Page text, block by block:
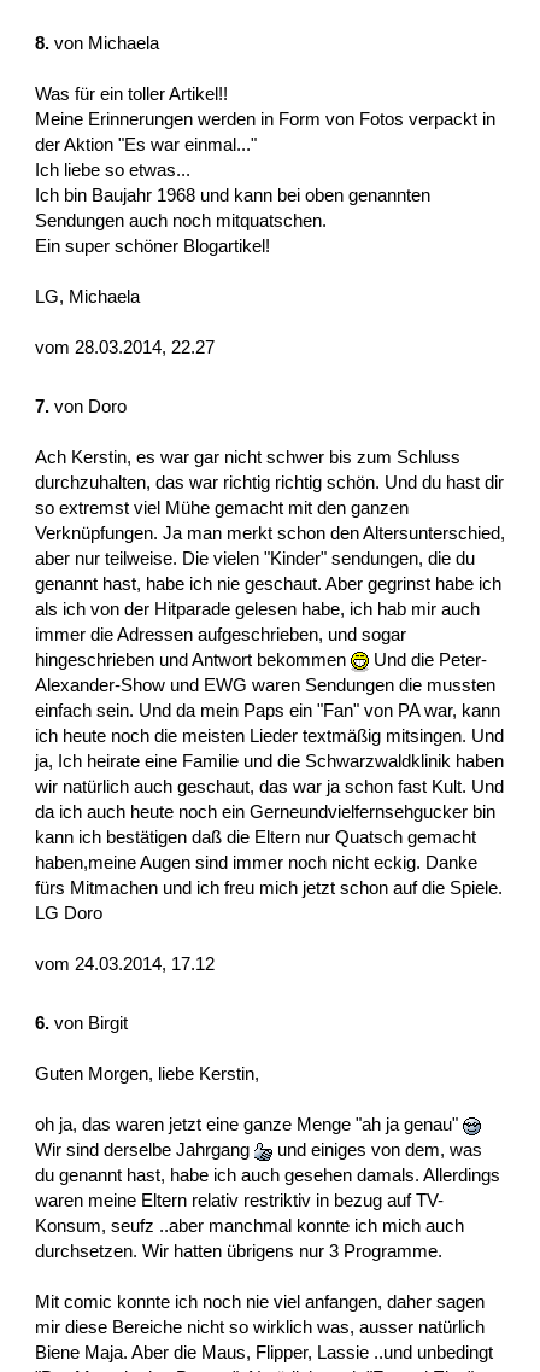
8. von Michaela
Was für ein toller Artikel!!
Meine Erinnerungen werden in Form von Fotos verpackt in
der Aktion "Es war einmal..."
Ich liebe so etwas...
Ich bin Baujahr 1968 und kann bei oben genannten
Sendungen auch noch mitquatschen.
Ein super schöner Blogartikel!
LG, Michaela
vom 28.03.2014, 22.27
7. von Doro
Ach Kerstin, es war gar nicht schwer bis zum Schluss
durchzuhalten, das war richtig richtig schön. Und du hast dir
so extremst viel Mühe gemacht mit den ganzen
Verknüpfungen. Ja man merkt schon den Altersunterschied,
aber nur teilweise. Die vielen "Kinder" sendungen, die du
genannt hast, habe ich nie geschaut. Aber gegrinst habe ich
als ich von der Hitparade gelesen habe, ich hab mir auch
immer die Adressen aufgeschrieben, und sogar
hingeschrieben und Antwort bekommen
Und die Peter-
Alexander-Show und EWG waren Sendungen die mussten
einfach sein. Und da mein Paps ein "Fan" von PA war, kann
ich heute noch die meisten Lieder textmäßig mitsingen. Und
ja, Ich heirate eine Familie und die Schwarzwaldklinik haben
wir natürlich auch geschaut, das war ja schon fast Kult. Und
da ich auch heute noch ein Gerneundvielfernsehgucker bin
kann ich bestätigen daß die Eltern nur Quatsch gemacht
haben,meine Augen sind immer noch nicht eckig. Danke
fürs Mitmachen und ich freu mich jetzt schon auf die Spiele.
LG Doro
vom 24.03.2014, 17.12
6. von Birgit
Guten Morgen, liebe Kerstin,
oh ja, das waren jetzt eine ganze Menge "ah ja genau"
Wir sind derselbe Jahrgang
und einiges von dem, was
du genannt hast, habe ich auch gesehen damals. Allerdings
waren meine Eltern relativ restriktiv in bezug auf TV-
Konsum, seufz ..aber manchmal konnte ich mich auch
durchsetzen. Wir hatten übrigens nur 3 Programme.
Mit comic konnte ich noch nie viel anfangen, daher sagen
mir diese Bereiche nicht so wirklich was, ausser natürlich
Biene Maja. Aber die Maus, Flipper, Lassie ..und unbedingt